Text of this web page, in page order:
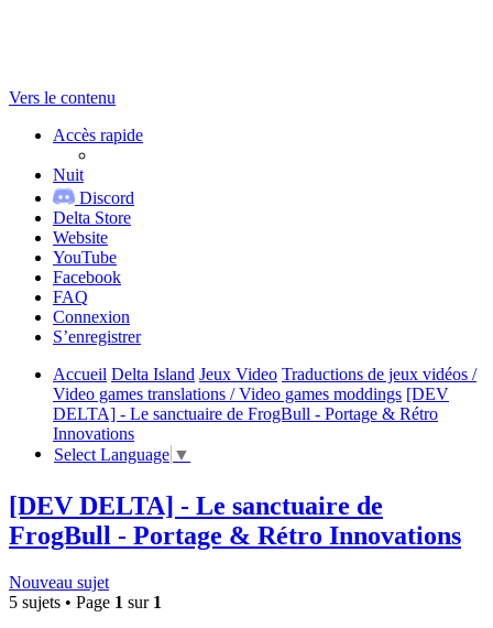
Vers le contenu
Accès rapide
Nuit
Discord
Delta Store
Website
YouTube
Facebook
FAQ
Connexion
S’enregistrer
Accueil Delta Island Jeux Video Traductions de jeux vidéos /
Video games translations / Video games moddings [DEV
DELTA] - Le sanctuaire de FrogBull - Portage & Rétro
Innovations
Select Language ▼
[DEV DELTA] - Le sanctuaire de
FrogBull - Portage & Rétro Innovations
Nouveau sujet
5 sujets • Page 1 sur 1